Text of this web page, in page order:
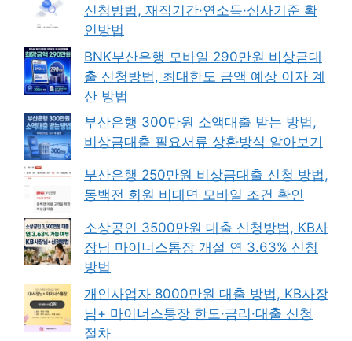
신청방법, 재직기간·연소득·심사기준 확
인방법
BNK부산은행 모바일 290만원 비상금대
출 신청방법, 최대한도 금액 예상 이자 계
산 방법
부산은행 300만원 소액대출 받는 방법,
비상금대출 필요서류 상환방식 알아보기
부산은행 250만원 비상금대출 신청 방법,
동백전 회원 비대면 모바일 조건 확인
소상공인 3500만원 대출 신청방법, KB사
장님 마이너스통장 개설 연 3.63% 신청
방법
개인사업자 8000만원 대출 방법, KB사장
님+ 마이너스통장 한도·금리·대출 신청
절차